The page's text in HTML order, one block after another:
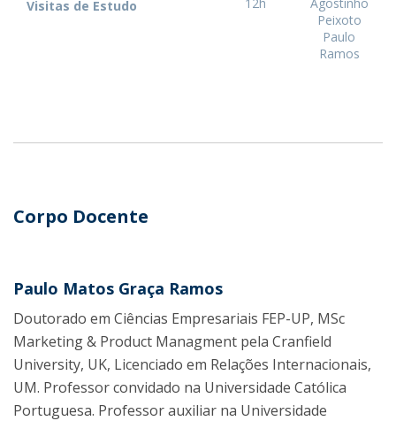
Visitas de Estudo
Peixoto
Paulo
Ramos
Corpo Docente
Paulo Matos Graça Ramos
Doutorado em Ciências Empresariais FEP-UP, MSc
Marketing & Product Managment pela Cranfield
University, UK, Licenciado em Relações Internacionais,
UM. Professor convidado na Universidade Católica
Portuguesa. Professor auxiliar na Universidade